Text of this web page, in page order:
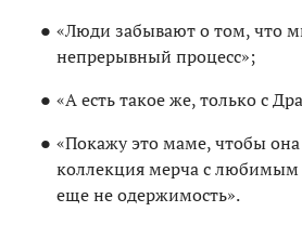
«Люди забывают о том, что
непрерывный процесс»;
«А есть такое же, только с
«Покажу это маме, чтобы
коллекция мерча с
еще не одержимость».